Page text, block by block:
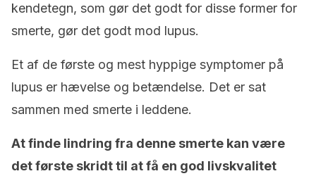
kendetegn, som gør det godt for disse former for
smerte, gør det godt mod lupus.
Et af de første og mest hyppige symptomer på
lupus er hævelse og betændelse. Det er sat
sammen med smerte i leddene.
At finde lindring fra denne smerte kan være
det første skridt til at få en god livskvalitet